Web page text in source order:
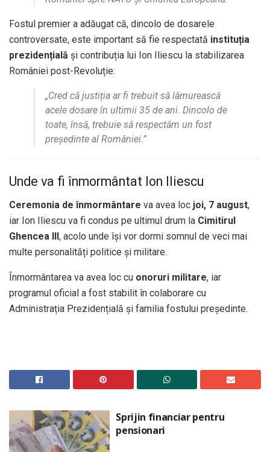
Fostul premier a adăugat că, dincolo de dosarele
controversate, este important să fie respectată instituția
prezidențială și contribuția lui Ion Iliescu la stabilizarea
României post-Revoluție:
„Cred că justiția ar fi trebuit să lămurească
acele dosare în ultimii 35 de ani. Dincolo de
toate, însă, trebuie să respectăm un fost
președinte al României.”
Unde va fi înmormântat Ion Iliescu
Ceremonia de înmormântare va avea loc joi, 7 august,
iar Ion Iliescu va fi condus pe ultimul drum la Cimitirul
Ghencea III, acolo unde își vor dormi somnul de veci mai
multe personalități politice și militare.
Înmormântarea va avea loc cu onoruri militare, iar
programul oficial a fost stabilit în colaborare cu
Administrația Prezidențială și familia fostului președinte.
Sprijin financiar pentru
pensionari